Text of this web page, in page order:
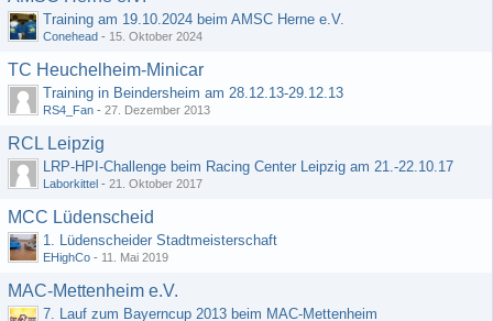
Training am 19.10.2024 beim AMSC Herne e.V.
Conehead - 15. Oktober 2024
TC Heuchelheim-Minicar
Training in Beindersheim am 28.12.13-29.12.13
RS4_Fan - 27. Dezember 2013
RCL Leipzig
LRP-HPI-Challenge beim Racing Center Leipzig am 21.-22.10.17
Laborkittel - 21. Oktober 2017
MCC Lüdenscheid
1. Lüdenscheider Stadtmeisterschaft
EHighCo - 11. Mai 2019
MAC-Mettenheim e.V.
7. Lauf zum Bayerncup 2013 beim MAC-Mettenheim